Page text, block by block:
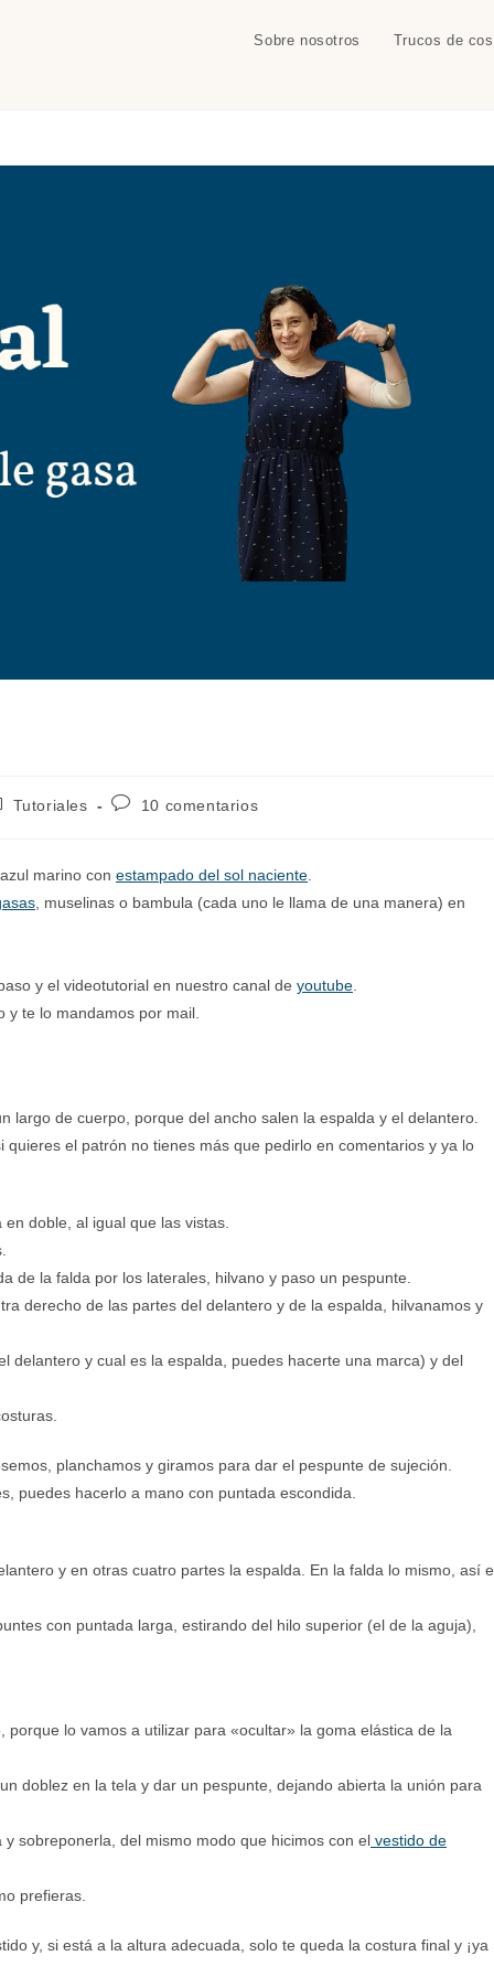
Sobre nosotros Trucos de
Tutoriales
Comentarios
10 comentarios
marino con estampado del sol naciente
, muselinas o bambula (cada uno le llama de una manera) en
y el videotutorial en nuestro canal de youtube
y te lo mandamos por mail.
largo de cuerpo, porque del ancho salen la espalda y el delantero.
el patrón no tienes más que pedirlo en comentarios y ya lo
doble, al igual que las vistas.
de la falda por los laterales, hilvano y paso un pespunte.
derecho de las partes del delantero y de la espalda, hilvanamos y
delantero y cual es la espalda, puedes hacerte una marca) y del
planchamos y giramos para dar el pespunte de sujeción.
puedes hacerlo a mano con puntada escondida.
y en otras cuatro partes la espalda. En la falda lo mismo, así
con puntada larga, estirando del hilo superior (el de la aguja),
lo vamos a utilizar para «ocultar» la goma elástica de la
doblez en la tela y dar un pespunte, dejando abierta la unión para
sobreponerla, del mismo modo que hicimos con el vestido de
prefieras.
y, si está a la altura adecuada, solo te queda la costura final y ¡ya